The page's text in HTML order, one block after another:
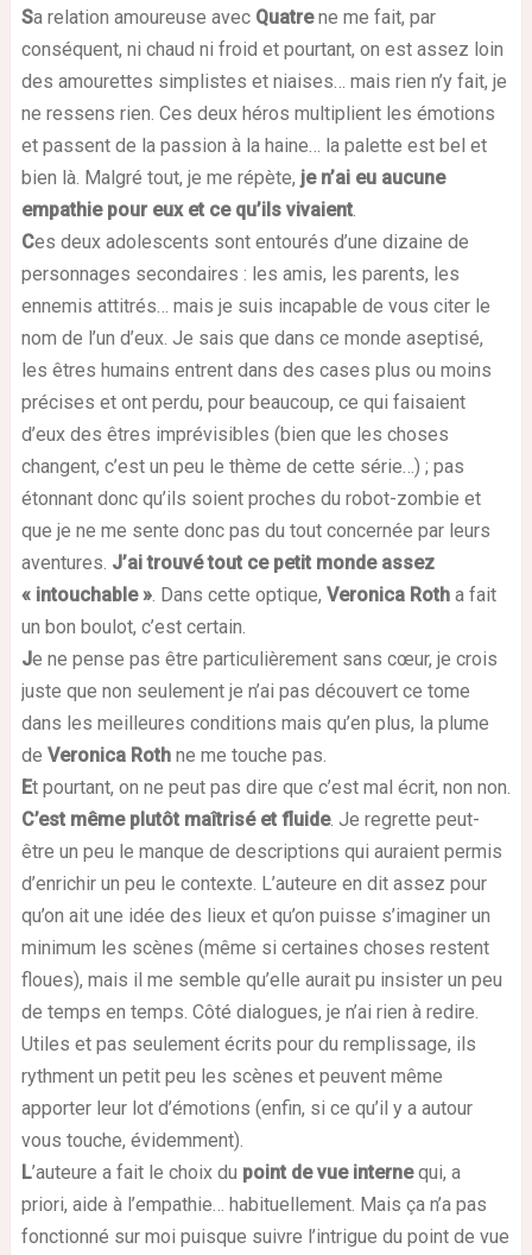
Sa relation amoureuse avec Quatrene me fait, par
conséquent, ni chaud ni froid et pourtant, on est assez loin
des amourettes simplistes et niaises… mais rien n’y fait, je
ne ressens rien. Ces deux héros multiplient les émotions
et passent de la passion à la haine… la palette est bel et
bien là. Malgré tout, je me répète, je n’ai eu aucune
empathie pour eux et ce qu’ils vivaient.
Ces deux adolescents sont entourés d’une dizaine de
personnages secondaires : les amis, les parents, les
ennemis attitrés… mais je suis incapable de vous citer le
nom de l’un d’eux. Je sais que dans ce monde aseptisé,
les êtres humains entrent dans des cases plus ou moins
précises et ont perdu, pour beaucoup, ce qui faisaient
d’eux des êtres imprévisibles (bien que les choses
changent, c’est un peu le thème de cette série…) ; pas
étonnant donc qu’ils soient proches du robot-zombie et
que je ne me sente donc pas du tout concernée par leurs
aventures. J’ai trouvé tout ce petit monde assez
« intouchable ». Dans cette optique, Veronica Rotha fait
un bon boulot, c’est certain.
Je ne pense pas être particulièrement sans cœur, je crois
juste que non seulement je n’ai pas découvert ce tome
dans les meilleures conditions mais qu’en plus, la plume
de Veronica Rothne me touche pas.
Et pourtant, on ne peut pas dire que c’est mal écrit, non non.
C’est même plutôt maîtrisé et fluide. Je regrette peut-
être un peu le manque de descriptions qui auraient permis
d’enrichir un peu le contexte. L’auteure en dit assez pour
qu’on ait une idée des lieux et qu’on puisse s’imaginer un
minimum les scènes (même si certaines choses restent
floues), mais il me semble qu’elle aurait pu insister un peu
de temps en temps. Côté dialogues, je n’ai rien à redire.
Utiles et pas seulement écrits pour du remplissage, ils
rythment un petit peu les scènes et peuvent même
apporter leur lot d’émotions (enfin, si ce qu’il y a autour
vous touche, évidemment).
L’auteure a fait le choix du point de vue internequi, a
priori, aide à l’empathie… habituellement. Mais ça n’a pas
fonctionné sur moi puisque suivre l’intrigue du point de vue